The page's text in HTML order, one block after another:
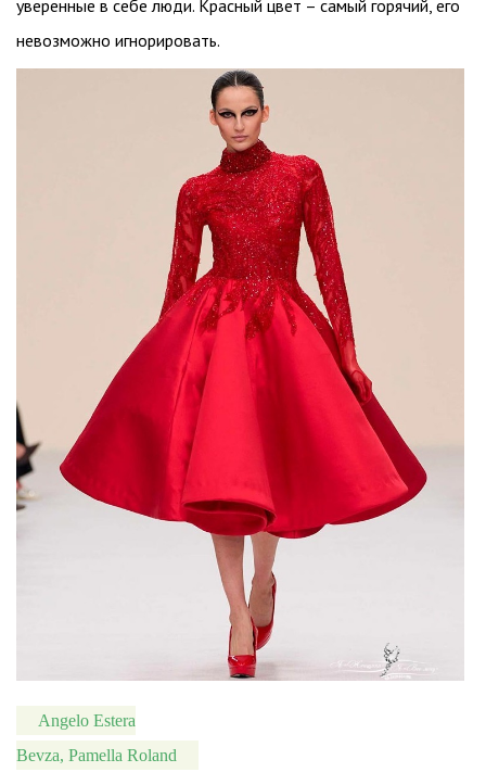
уверенные в себе люди. Красный цвет – самый горячий, его
невозможно игнорировать.
Angelo Estera
Bevza, Pamella Roland